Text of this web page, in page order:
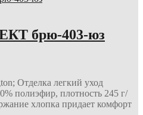
брю-403-юз
Отделка легкий уход
полиэфир, плотность 245 г/
хлопка придает комфорт